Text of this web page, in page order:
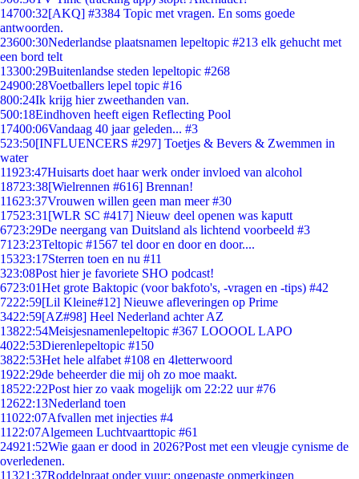
14700:32[AKQ] #3384 Topic met vragen. En soms goede
antwoorden.
23600:30Nederlandse plaatsnamen lepeltopic #213 elk gehucht met
een bord telt
13300:29Buitenlandse steden lepeltopic #268
24900:28Voetballers lepel topic #16
800:24Ik krijg hier zweethanden van.
500:18Eindhoven heeft eigen Reflecting Pool
17400:06Vandaag 40 jaar geleden... #3
523:50[INFLUENCERS #297] Toetjes & Bevers & Zwemmen in
water
11923:47Huisarts doet haar werk onder invloed van alcohol
18723:38[Wielrennen #616] Brennan!
11623:37Vrouwen willen geen man meer #30
17523:31 [WLR SC #417] Nieuw deel openen was kaputt
6723:29De neergang van Duitsland als lichtend voorbeeld #3
71 23:23Teltopic #1567 tel door en door en door....
15323:17Sterren toen en nu #11
323:08Post hier je favoriete SHO podcast!
6723:01Het grote Baktopic (voor bakfoto's, -vragen en -tips) #42
7222:59[Lil Kleine#12] Nieuwe afleveringen op Prime
3422:59[AZ#98] Heel Nederland achter AZ
13822:54Meisjesnamenlepeltopic #367 LOOOOL LAPO
4022:53Dierenlepeltopic #150
3822:53Het hele alfabet #108 en 4letterwoord
1922:29de beheerder die mij oh zo moe maakt.
18522:22Post hier zo vaak mogelijk om 22:22 uur #76
12622:13Nederland toen
11022:07Afvallen met injecties #4
11 22:07Algemeen Luchtvaarttopic #61
24921:52Wie gaan er dood in 2026?Post met een vleugje cynisme de
overledenen.
11321:37Roddelpraat onder vuur: ongepaste opmerkingen